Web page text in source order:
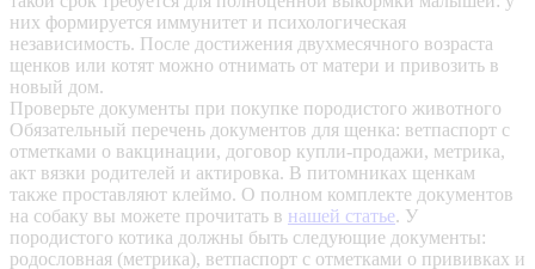
них формируется иммунитет и психологическая
независимость. После достижения двухмесячного возраста
щенков или котят можно отнимать от матери и привозить в
новый дом.
Проверьте документы при покупке породистого животного
Обязательный перечень документов для щенка: ветпаспорт с
отметками о вакцинации, договор купли-продажи, метрика,
акт вязки родителей и актировка. В питомниках щенкам
также проставляют клеймо. О полном комплекте документов
на собаку вы можете прочитать в нашей статье. У
породистого котика должны быть следующие документы:
родословная (метрика), ветпаспорт с отметками о прививках и